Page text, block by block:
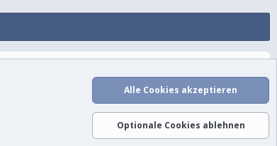
S
Alle Cookies akzeptieren
Optionale Cookies ablehnen